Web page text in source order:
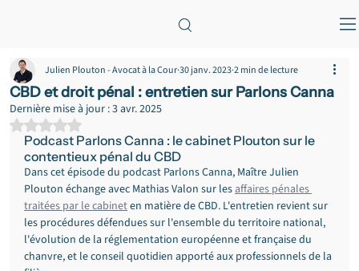
CBD et droit pénal : entretien sur Parlons Canna
Julien Plouton - Avocat à la Cour30 janv. 20232 min de lecture
Dernière mise à jour :3 avr. 2025
Noté NaN étoiles sur 5.
Podcast Parlons Canna : le cabinet Plouton sur le
contentieux pénal du CBD
Dans cet épisode du podcast Parlons Canna, Maître Julien
Plouton échange avec Mathias Valon sur les affaires pénales
traitées par le cabinet en matière de CBD. L'entretien revient sur
les procédures défendues sur l'ensemble du territoire national,
l'évolution de la réglementation européenne et française du
chanvre, et le conseil quotidien apporté aux professionnels de la